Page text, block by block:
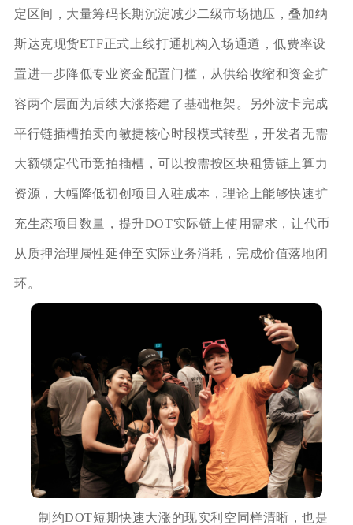
定区间，大量筹码长期沉淀减少二级市场抛压，叠加纳
斯达克现货ETF正式上线打通机构入场通道，低费率设
置进一步降低专业资金配置门槛，从供给收缩和资金扩
容两个层面为后续大涨搭建了基础框架。另外波卡完成
平行链插槽拍卖向敏捷核心时段模式转型，开发者无需
大额锁定代币竞拍插槽，可以按需按区块租赁链上算力
资源，大幅降低初创项目入驻成本，理论上能够快速扩
充生态项目数量，提升DOT实际链上使用需求，让代币
从质押治理属性延伸至实际业务消耗，完成价值落地闭
环。
制约DOT短期快速大涨的现实利空同样清晰，也是